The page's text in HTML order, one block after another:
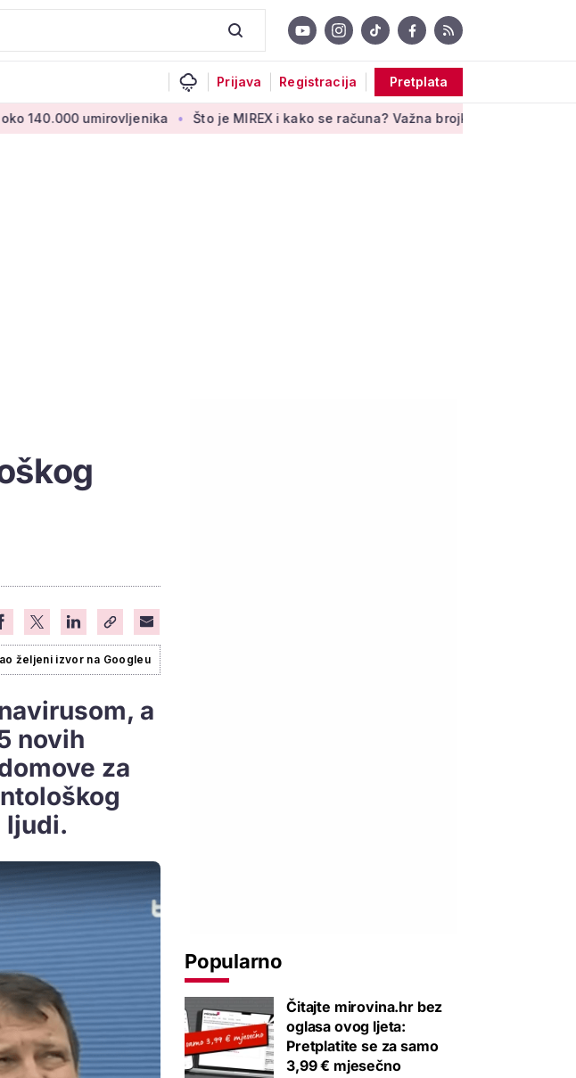
Prijava Registracija Pretplata
Što je MIREX i kako se računa? Važna brojka za kategoriju štednje u
željeni izvor na Googleu
a
novih
za
ljudi.
Popularno
Čitajte mirovina.hr bez
oglasa ovog ljeta:
Pretplatite se za samo
3,99 € mjesečno